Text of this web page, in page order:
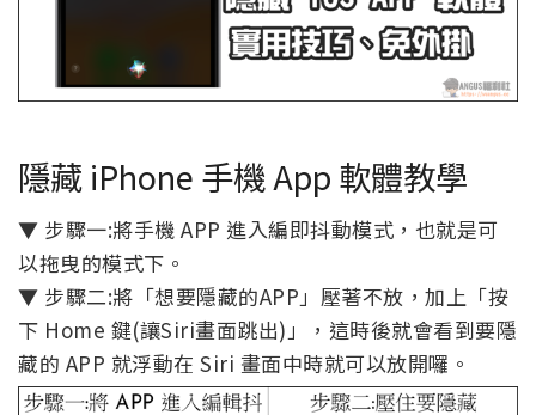
隱藏 iPhone 手機 App 軟體教學
▼ 步驟一:將手機 APP 進入編即抖動模式，也就是可
以拖曳的模式下。
▼ 步驟二:將「想要隱藏的APP」壓著不放，加上「按
下 Home 鍵(讓Siri畫面跳出)」，這時後就會看到要隱
藏的 APP 就浮動在 Siri 畫面中時就可以放開囉。